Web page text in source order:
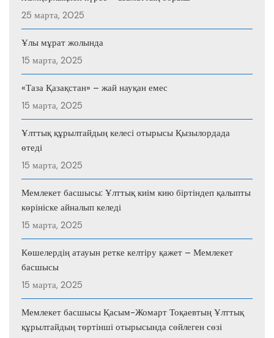
25 марта, 2025
Ұлы мұрат жолында
15 марта, 2025
«Таза Қазақстан» – жай науқан емес
15 марта, 2025
Ұлттық құрылтайдың келесі отырысы Қызылордада
өтеді
15 марта, 2025
Мемлекет басшысы: Ұлттық киім кию біртіндеп қалыпты
көрініске айналып келеді
15 марта, 2025
Көшелердің атауын ретке келтіру қажет – Мемлекет
басшысы
15 марта, 2025
Мемлекет басшысы Қасым-Жомарт Тоқаевтың Ұлттық
құрылтайдың төртінші отырысында сөйлеген сөзі